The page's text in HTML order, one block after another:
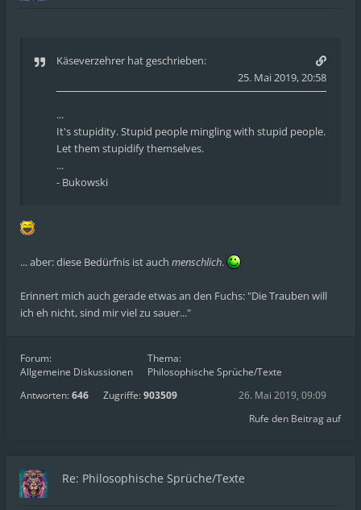
Käseverzehrer hat geschrieben:
25. Mai 2019, 20:58
...
It's stupidity. Stupid people mingling with stupid people.
Let them stupidify themselves.
...
- Bukowski
... aber: diese Bedürfnis ist auch menschlich.
Erinnert mich auch gerade etwas an den Fuchs: "Die Trauben will
ich eh nicht, sind mir viel zu sauer..."
Forum:
Allgemeine Diskussionen
Thema:
Philosophische Sprüche/Texte
Antworten:646 Zugriffe:903509
26. Mai 2019, 09:09
Rufe den Beitrag auf
Re: Philosophische Sprüche/Texte